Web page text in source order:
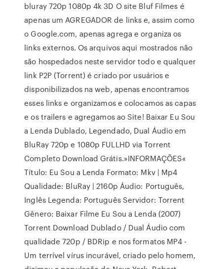
bluray 720p 1080p 4k 3D O site Bluf Filmes é
apenas um AGREGADOR de links e, assim como
o Google.com, apenas agrega e organiza os
links externos. Os arquivos aqui mostrados não
são hospedados neste servidor todo e qualquer
link P2P (Torrent) é criado por usuários e
disponibilizados na web, apenas encontramos
esses links e organizamos e colocamos as capas
e os trailers e agregamos ao Site! Baixar Eu Sou
a Lenda Dublado, Legendado, Dual Áudio em
BluRay 720p e 1080p FULLHD via Torrent
Completo Download Grátis.»INFORMAÇÕES«
Título: Eu Sou a Lenda Formato: Mkv | Mp4
Qualidade: BluRay | 2160p Áudio: Português,
Inglês Legenda: Português Servidor: Torrent
Gênero: Baixar Filme Eu Sou a Lenda (2007)
Torrent Download Dublado / Dual Áudio com
qualidade 720p / BDRip e nos formatos MP4 -
Um terrível vírus incurável, criado pelo homem,